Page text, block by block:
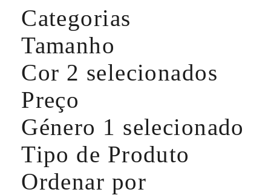
Categorias
Tamanho
Cor 2 selecionados
Preço
Género 1 selecionado
Tipo de Produto
Ordenar por